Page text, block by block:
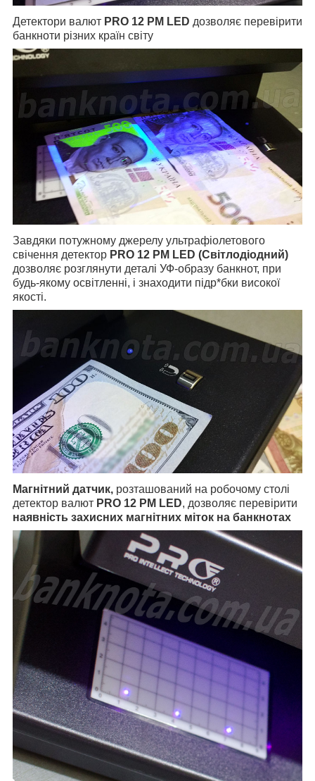
Детектори валют PRO 12 РМ LED дозволяє перевірити
банкноти різних країн світу
Завдяки потужному джерелу ультрафіолетового
свічення детектор PRO 12 РМ LED (Світлодіодний)
дозволяє розглянути деталі УФ-образу банкнот, при
будь-якому освітленні, і знаходити підр*бки високої
якості.
Магнітний датчик, розташований на робочому столі
детектор валют PRO 12 РМ LED, дозволяє перевірити
наявність захисних магнітних міток на банкнотах